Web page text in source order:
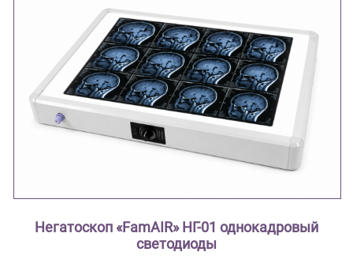
Негатоскоп «FamAIR» НГ-01 однокадровый
светодиоды